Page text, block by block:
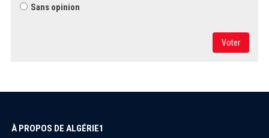
Sans opinion
Voter
À PROPOS DE ALGÉRIE1